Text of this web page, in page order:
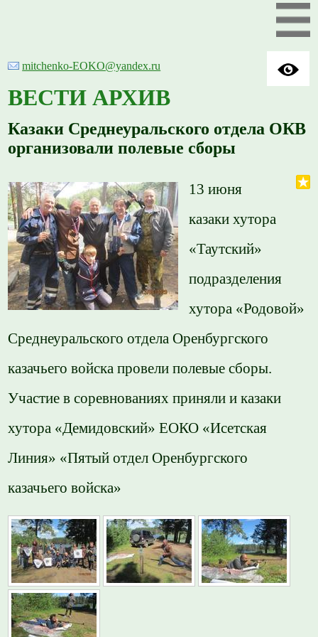
mitchenko-EOKO@yandex.ru
ВЕСТИ АРХИВ
Казаки Среднеуральского отдела ОКВ
организовали полевые сборы
13 июня
казаки хутора
«Таутский»
подразделения
хутора «Родовой»
Среднеуральского отдела Оренбургского
казачьего войска провели полевые сборы.
Участие в соревнованиях приняли и казаки
хутора «Демидовский» ЕОКО «Исетская
Линия» «Пятый отдел Оренбургского
казачьего войска»